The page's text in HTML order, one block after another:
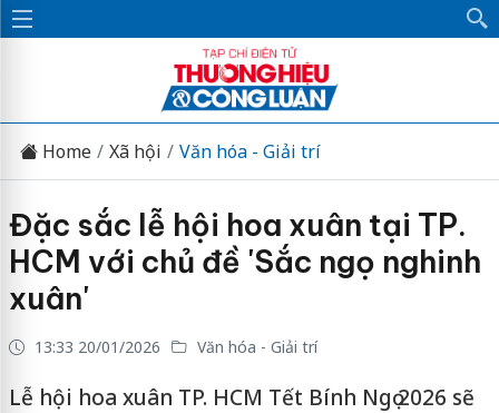
Home Xã hội Văn hóa - Giải trí
Đặc sắc lễ hội hoa xuân tại TP.
HCM với chủ đề 'Sắc ngọ nghinh
xuân'
13:33 20/01/2026 Văn hóa - Giải trí
Lễ hội hoa xuân TP. HCM Tết Bính Ngọ 2026 sẽ